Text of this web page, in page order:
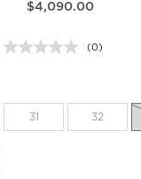
$4,090.00
Sin
la
misma
(0)
31 32